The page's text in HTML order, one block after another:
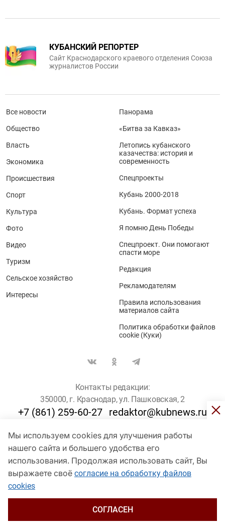
Мы используем cookies для улучшения работы
нашего сайта и большего удобства его
использования. Продолжая использовать сайт, Вы
выражаете своё согласие на обработку файлов
cookies
СОГЛАСЕН
КУБАНСКИЙ РЕПОРТЕР
Сайт Краснодарского краевого отделения Союза
журналистов России
Все новости
Общество
Власть
Экономика
Происшествия
Спорт
Культура
Фото
Видео
Туризм
Сельское хозяйство
Интересы
Панорама
«Битва за Кавказ»
Летопись кубанского
казачества: история и
современность
Спецпроекты
Кубань 2000-2018
Кубань. Формат успеха
Я помню День Победы
Спецпроект. Они помогают
спасти море
Редакция
Рекламодателям
Правила использования
материалов сайта
Политика обработки файлов
cookie (Куки)
Контакты редакции:
350000, г. Краснодар, ул. Пашковская, 2
+7 (861) 259-60-27 redaktor@kubnews.ru
Для пользователей старше 16 лет
© Кубанские Новости, 2017
Сетевое издание «kubnews» зарегистрировано Федеральной
службой по надзору в сфере связи, информационных технологий
и массовых коммуникаций (Роскомнадзор). Регистрационный
Пашковская, 2). Главный редактор – Филиппов О. Ю.